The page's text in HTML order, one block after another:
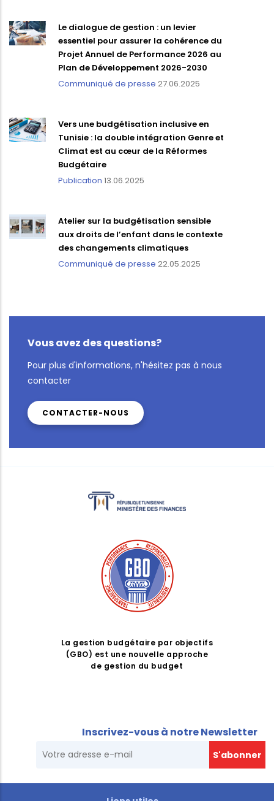
Le dialogue de gestion : un levier
essentiel pour assurer la cohérence du
Projet Annuel de Performance 2026 au
Plan de Développement 2026-2030
Communiqué de presse 27.06.2025
Vers une budgétisation inclusive en
Tunisie : la double intégration Genre et
Climat est au cœur de la Réformes
Budgétaire
Publication 13.06.2025
Atelier sur la budgétisation sensible
aux droits de l’enfant dans le contexte
des changements climatiques
Communiqué de presse 22.05.2025
Vous avez des questions?
Pour plus d'informations, n'hésitez pas à nous
contacter
CONTACTER-NOUS
La gestion budgétaire par objectifs
(GBO) est une nouvelle approche
de gestion du budget
Inscrivez-vous à notre Newsletter